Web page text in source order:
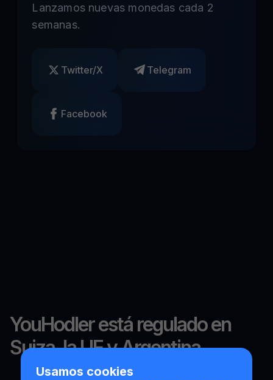
Usamos cookies
Lanzamos nuevas monedas cada 2
semanas.
Twitter/X Telegram
Facebook
YouHodler está regulado en
Suiza, la UE y Argentina.